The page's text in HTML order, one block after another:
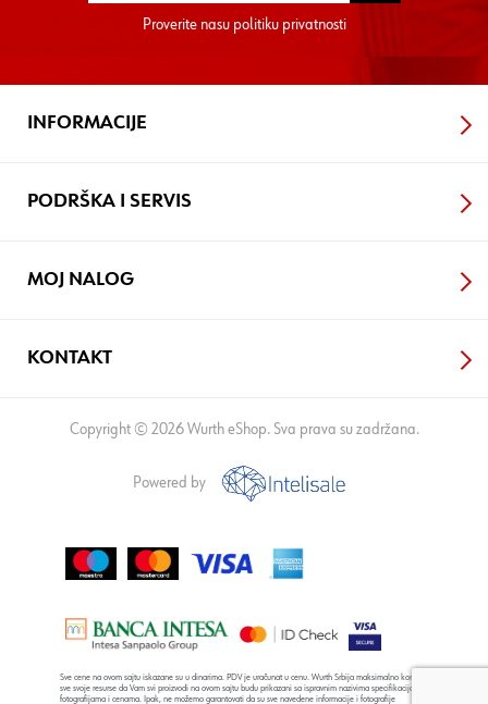
Proverite nasu politiku privatnosti
INFORMACIJE
PODRŠKA I SERVIS
MOJ NALOG
KONTAKT
Copyright © 2026 Wurth eShop. Sva prava su zadržana.
Powered by
Sve cene na ovom sajtu iskazane su u dinarima. PDV je uračunat u cenu. Wurth Srbija maksimalno koristi
sve svoje resurse da Vam svi proizvodi na ovom sajtu budu prikazani sa ispravnim nazivima specifikacija,
fotografijama i cenama. Ipak, ne možemo garantovati da su sve navedene informacije i fotografije